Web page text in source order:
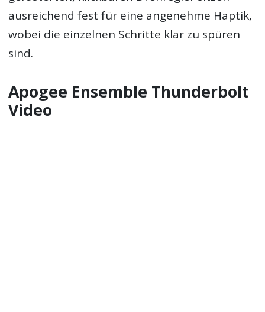
ausreichend fest für eine angenehme Haptik,
wobei die einzelnen Schritte klar zu spüren
sind.
Apogee Ensemble Thunderbolt
Video